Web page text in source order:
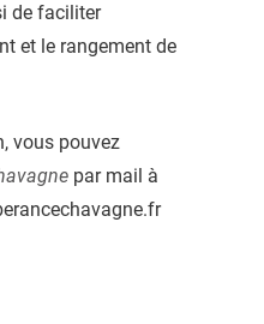
de faciliter
et le rangement de
vous pouvez
par mail à